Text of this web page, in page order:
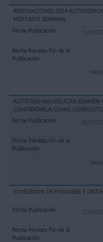
RENOVACIONES 2024
MERCADO SEMANAL
11/01/
AUTOTAXI<br/>SOLICITA EXAMEN
CONTRATARLA COMO
05/12/
CONCESION DE HONORES Y
12/09/